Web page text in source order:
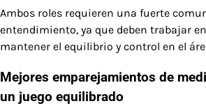
Ambos roles requieren una fuerte
entendimiento, ya que deben trabajar
mantener el equilibrio y control en el
Mejores emparejamientos de
un juego equilibrado